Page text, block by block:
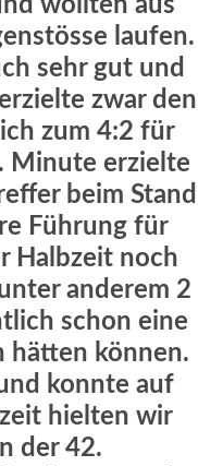
wollten aus
laufen.
sehr gut und
zwar den
zum 4:2 für
Minute erzielte
beim Stand
Führung für
Halbzeit noch
anderem 2
schon eine
hätten können.
konnte auf
hielten wir
der 42.